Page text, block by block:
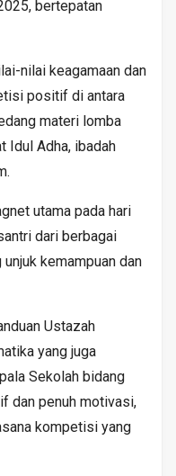
bertepatan
nilai keagamaan dan
positif di antara
materi lomba
Idul Adha, ibadah
utama pada hari
dari berbagai
kemampuan dan
Ustazah
yang juga
Sekolah bidang
dan penuh motivasi,
kompetisi yang